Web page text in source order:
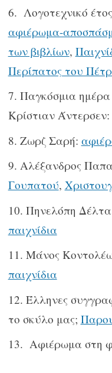
Λογοτεχνικό
αφιέρωμα-
των βιβλίων,
Περίπατος του
Παγκόσμια ημέρα
Κρίστιαν Άντερσεν:
Ζωρζ Σαρή:
Αλέξανδρος
Γουπατού,
Πηνελόπη
παιχνίδια
Μάνος
παιχνίδια
Έλληνες
το σκύλο μας;
Αφιέρωμα στη